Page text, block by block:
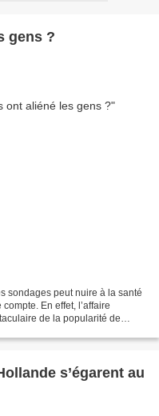
gens ?
sondages peut nuire à la santé
En effet, l’affaire
de la popularité de
s’égarent au